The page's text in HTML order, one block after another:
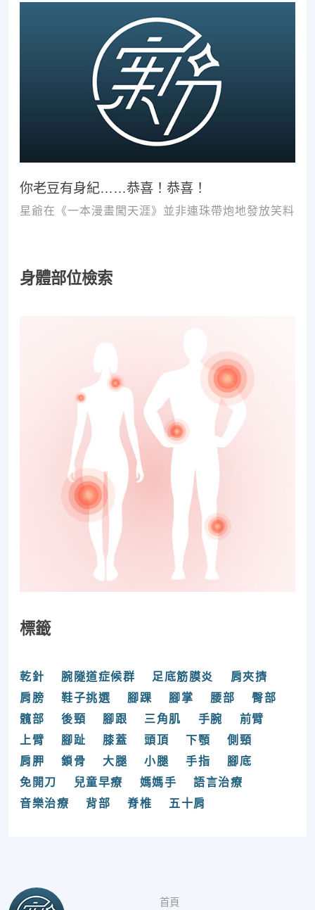
你老豆有身紀……恭喜！恭喜！
星爺在《一本漫畫闖天涯》並非連珠帶炮地發放笑料
身體部位檢索
標籤
乾針 腕隧道症候群 足底筋膜炎
肩夾擠
肩膀
鞋子挑選 腳踝 腳掌 腰部
臀部
髖部
後頸 腳跟 三角肌 手腕
前臂
上臂
腳趾 膝蓋 頭頂 下顎
側頸
肩胛
鎖骨 大腿 小腿 手指
腳底
免開刀
兒童早療 媽媽手
語言治療
音樂治療
背部 脊椎 五十肩
首頁